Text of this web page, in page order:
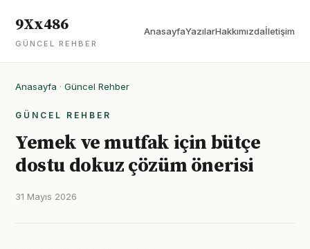
9Xx486
GÜNCEL REHBER
AnasayfaYazılarHakkımızdaİletişim
Anasayfa · Güncel Rehber
GÜNCEL REHBER
Yemek ve mutfak için bütçe
dostu dokuz çözüm önerisi
31 Mayıs 2026